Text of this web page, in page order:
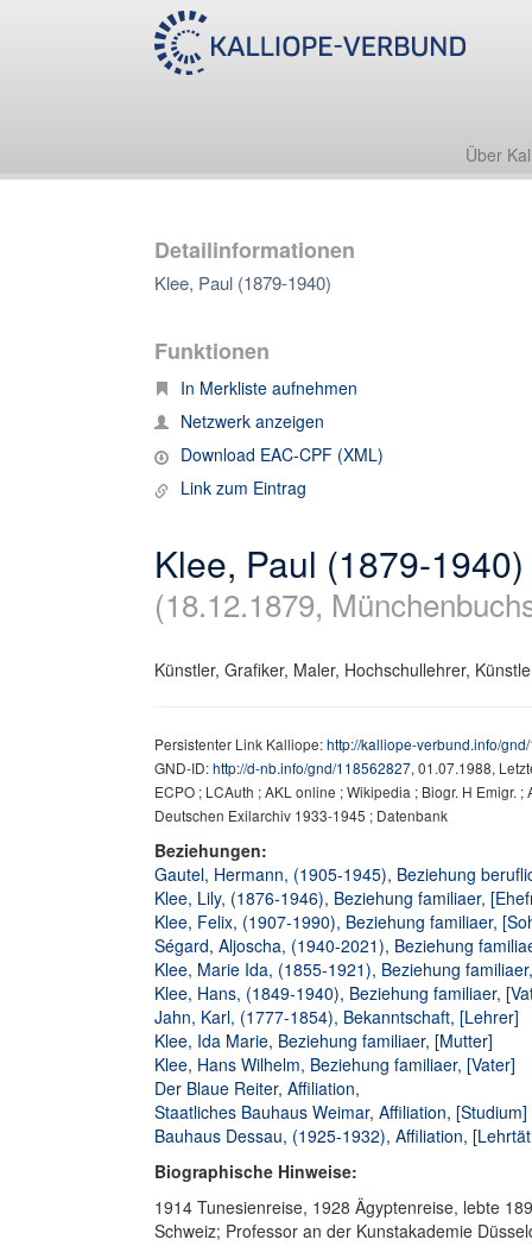
Über
Detailinformationen
Klee, Paul (1879-1940)
Funktionen
In Merkliste aufnehmen
Netzwerk anzeigen
Download EAC-CPF (XML)
Link zum Eintrag
Klee, Paul (1879-1940)
(18.12.1879,
Künstler, Grafiker, Maler, Hochschullehrer,
Persistenter Link Kalliope:http://kalliope-verbund.info/
GND-ID:http://d-nb.info/gnd/118562827, 01.07.1988,
ECPO ; LCAuth ; AKL online ; Wikipedia ; Biogr. H Emigr.
Deutschen Exilarchiv 1933-1945 ; Datenbank
Beziehungen:
Gautel, Hermann, (1905-1945), Beziehung
Klee, Lily, (1876-1946), Beziehung familiaer,
Klee, Felix, (1907-1990), Beziehung familiaer,
Ségard, Aljoscha, (1940-2021), Beziehung
Klee, Marie Ida, (1855-1921), Beziehung
Klee, Hans, (1849-1940), Beziehung familiaer,
Jahn, Karl, (1777-1854), Bekanntschaft, [Lehrer]
Klee, Ida Marie, Beziehung familiaer, [Mutter]
Klee, Hans Wilhelm, Beziehung familiaer, [Vater]
Der Blaue Reiter, Affiliation,
Staatliches Bauhaus Weimar, Affiliation, [Studium]
Bauhaus Dessau, (1925-1932), Affiliation,
Biographische Hinweise:
1914 Tunesienreise, 1928 Ägyptenreise, lebte
Schweiz; Professor an der Kunstakademie